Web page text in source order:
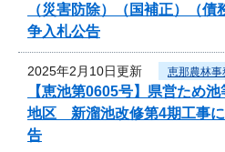
（災害防除）（国補正）（
争入札公告
2025年2月10日更新 恵那農林事
【恵池第0605号】県営ため
地区 新溜池改修第4期工事
告